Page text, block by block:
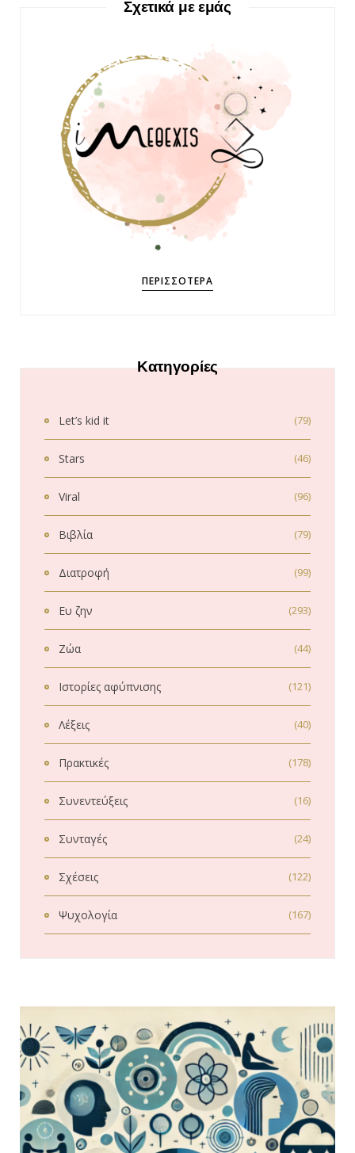
Σχετικά με εμάς
ΠΕΡΙΣΣΌΤΕΡΑ
Κατηγορίες
Let’s kid it (79)
Stars (46)
Viral (96)
Βιβλία (79)
Διατροφή (99)
Ευ ζην (293)
Ζώα (44)
Ιστορίες αφύπνισης (121)
Λέξεις (40)
Πρακτικές (178)
Συνεντεύξεις (16)
Συνταγές (24)
Σχέσεις (122)
Ψυχολογία (167)